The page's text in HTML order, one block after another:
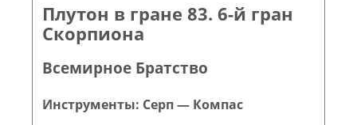
Плутон в гране 83. 6-й гран
Скорпиона
Всемирное Братство
Инструменты: Серп — Компас